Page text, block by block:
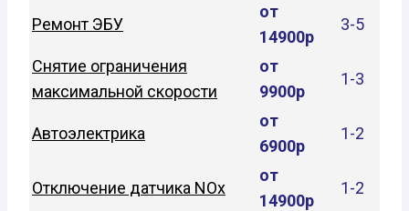
Ремонт ЭБУ
от
14900р
3-5
Снятие ограничения
максимальной скорости
от
9900р
1-3
Автоэлектрика
от
6900р
1-2
Отключение датчика NOx
от
14900р
1-2